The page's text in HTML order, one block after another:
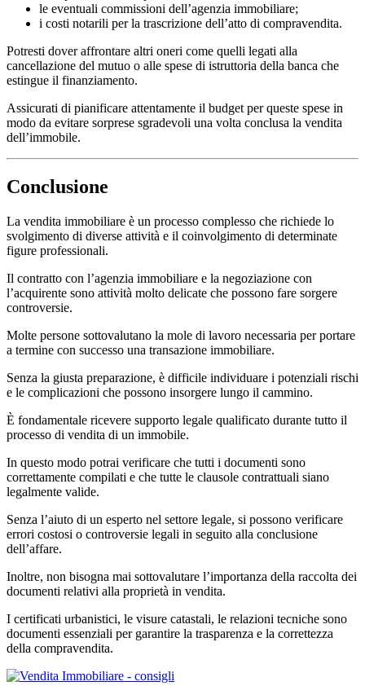
le eventuali commissioni dell’agenzia immobiliare;
i costi notarili per la trascrizione dell’atto di compravendita.
Potresti dover affrontare altri oneri come quelli legati alla
cancellazione del mutuo o alle spese di istruttoria della banca che
estingue il finanziamento.
Assicurati di pianificare attentamente il budget per queste spese in
modo da evitare sorprese sgradevoli una volta conclusa la vendita
dell’immobile.
Conclusione
La vendita immobiliare è un processo complesso che richiede lo
svolgimento di diverse attività e il coinvolgimento di determinate
figure professionali.
Il contratto con l’agenzia immobiliare e la negoziazione con
l’acquirente sono attività molto delicate che possono fare sorgere
controversie.
Molte persone sottovalutano la mole di lavoro necessaria per portare
a termine con successo una transazione immobiliare.
Senza la giusta preparazione, è difficile individuare i potenziali rischi
e le complicazioni che possono insorgere lungo il cammino.
È fondamentale ricevere supporto legale qualificato durante tutto il
processo di vendita di un immobile.
In questo modo potrai verificare che tutti i documenti sono
correttamente compilati e che tutte le clausole contrattuali siano
legalmente valide.
Senza l’aiuto di un esperto nel settore legale, si possono verificare
errori costosi o controversie legali in seguito alla conclusione
dell’affare.
Inoltre, non bisogna mai sottovalutare l’importanza della raccolta dei
documenti relativi alla proprietà in vendita.
I certificati urbanistici, le visure catastali, le relazioni tecniche sono
documenti essenziali per garantire la trasparenza e la correttezza
della compravendita.